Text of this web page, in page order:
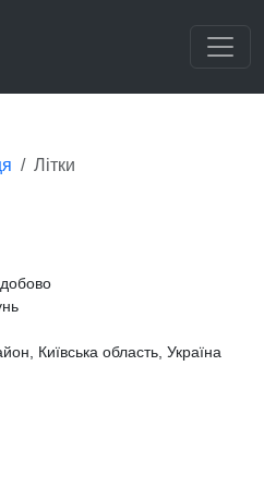
Літки
Київська область, Україна